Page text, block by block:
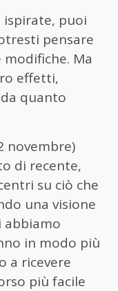
ispirate, puoi
pensare
Ma
effetti,
quanto
novembre)
di recente,
su ciò che
una visione
in modo più
a ricevere
più facile